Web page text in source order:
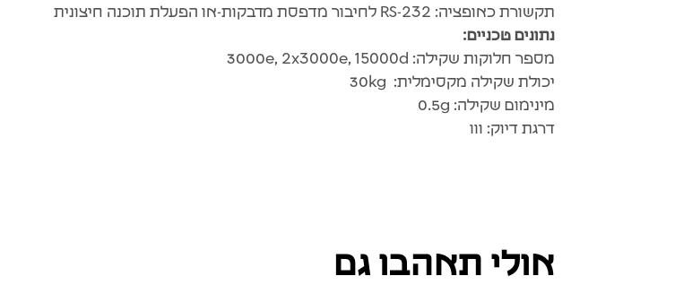
תקשורת כאופציה: RS-232 לחיבור מדפסת מדבקות-או הפעלת תוכנה חיצונית
נתונים טכניים:
מספר חלוקות שקילה: 3000e, 2x3000e, 15000d
יכולת שקילה מקסימלית: 30kg
מינימום שקילה: 0.5g
דרגת דיוק: ווו
אולי תאהבו גם